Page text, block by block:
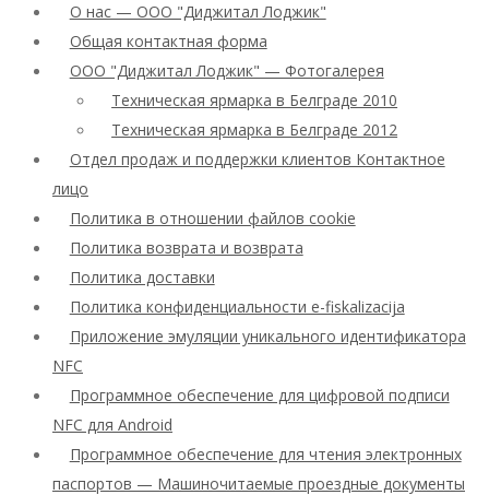
О нас — ООО "Диджитал Лоджик"
Общая контактная форма
ООО "Диджитал Лоджик" — Фотогалерея
Техническая ярмарка в Белграде 2010
Техническая ярмарка в Белграде 2012
Отдел продаж и поддержки клиентов Контактное
лицо
Политика в отношении файлов cookie
Политика возврата и возврата
Политика доставки
Политика конфиденциальности e-fiskalizacija
Приложение эмуляции уникального идентификатора
NFC
Программное обеспечение для цифровой подписи
NFC для Android
Программное обеспечение для чтения электронных
паспортов — Машиночитаемые проездные документы